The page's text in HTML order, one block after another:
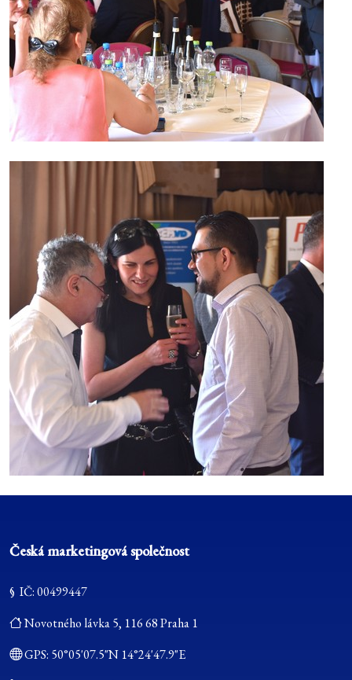
Česká marketingová společnost
§ IČ: 00499447
Novotného lávka 5, 116 68 Praha 1
GPS: 50°05'07.5"N 14°24'47.9"E